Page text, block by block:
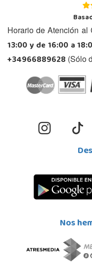
Horario de Atención al
13:00 y de 16:00 a
+34966889628 (Sólo
Nos